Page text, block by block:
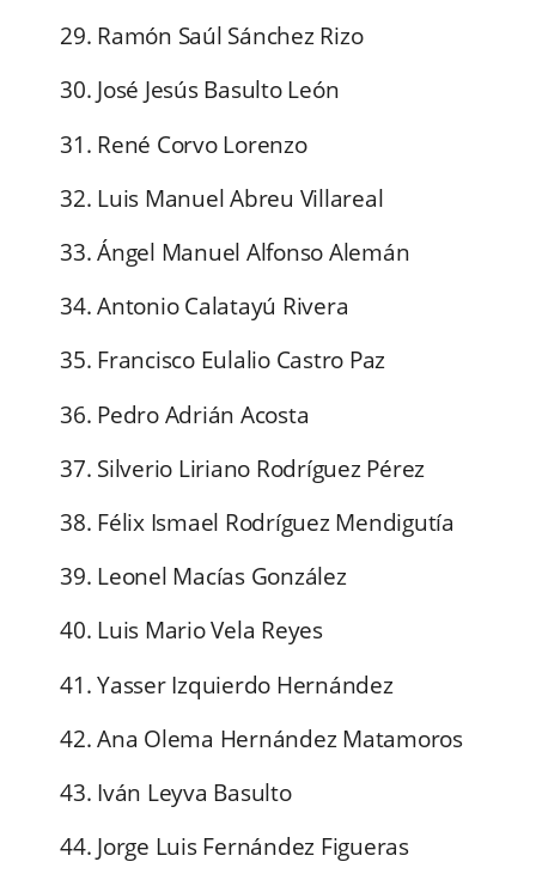
29. Ramón Saúl Sánchez Rizo
30. José Jesús Basulto León
31. René Corvo Lorenzo
32. Luis Manuel Abreu Villareal
33. Ángel Manuel Alfonso Alemán
34. Antonio Calatayú Rivera
35. Francisco Eulalio Castro Paz
36. Pedro Adrián Acosta
37. Silverio Liriano Rodríguez Pérez
38. Félix Ismael Rodríguez Mendigutía
39. Leonel Macías González
40. Luis Mario Vela Reyes
41. Yasser Izquierdo Hernández
42. Ana Olema Hernández Matamoros
43. Iván Leyva Basulto
44. Jorge Luis Fernández Figueras